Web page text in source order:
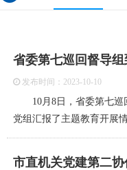
省委第七巡回督导
发布时间：2023-10-10
10月8日，省委第七巡
党组汇报了主题教育开展
市直机关党建第二